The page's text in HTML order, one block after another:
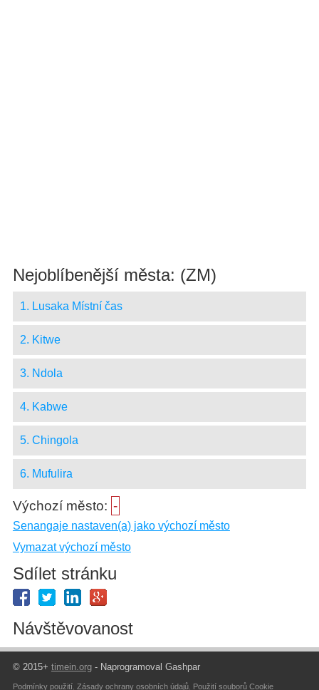
Nejoblíbenější města: (ZM)
1. Lusaka Místní čas
2. Kitwe
3. Ndola
4. Kabwe
5. Chingola
6. Mufulira
Výchozí město: -
Senangaje nastaven(a) jako výchozí město
Vymazat výchozí město
Sdílet stránku
Návštěvovanost
© 2015+ timein.org- Naprogramoval Gashpar
Podmínky použití Zásady ochrany osobních údajů, Použití souborů Cookie